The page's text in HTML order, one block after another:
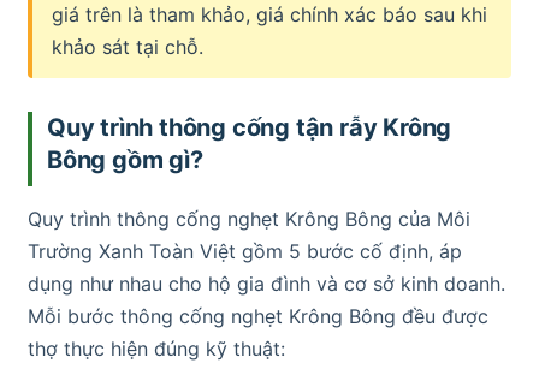
giá trên là tham khảo, giá chính xác báo sau khi
khảo sát tại chỗ.
Quy trình thông cống tận rẫy Krông
Bông gồm gì?
Quy trình thông cống nghẹt Krông Bông của Môi
Trường Xanh Toàn Việt gồm 5 bước cố định, áp
dụng như nhau cho hộ gia đình và cơ sở kinh doanh.
Mỗi bước thông cống nghẹt Krông Bông đều được
thợ thực hiện đúng kỹ thuật: